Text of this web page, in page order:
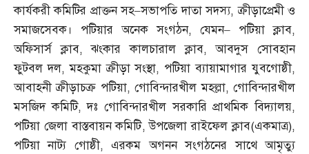
কার্যকরী কমিটির প্রাক্তন সহ–সভাপতি দাতা সদস্য,ক্রীড়াপ্রেমী ও
সমাজসেবক। পটিয়ার অনেক সংগঠন, যেমন– পটিয়া ক্লাব,
অফিসার্স ক্লাব,ঝংকার কালচারাল ক্লাব,আবদুস সোবহান
ফুটবল দল,মহকুমা ক্রীড়া সংস্থা, পটিয়া ব্যায়ামাগার যুবগোষ্ঠী,
আবাহনী ক্রীড়াচক্র পটিয়া,গোবিন্দারখীল মহল্লা,গোবিন্দারখীল
মসজিদ কমিটি,দঃ গোবিন্দারখীল সরকারি প্রাথমিক বিদ্যালয়,
পটিয়া জেলা বাস্তবায়ন কমিটি,উপজেলা রাইফেল ক্লাব(একমাত্র),
পটিয়া নাট্য গোষ্ঠী,এরকম অগনন সংগঠনের সাথে আমৃত্যু